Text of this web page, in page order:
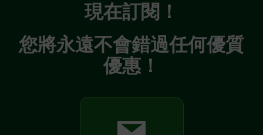
現在訂閱！
您將永遠不會錯過任何優質
優惠！